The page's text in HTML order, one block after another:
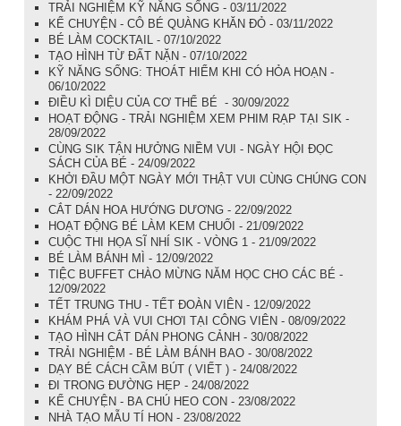
TRẢI NGHIỆM KỸ NĂNG SỐNG - 03/11/2022
KỂ CHUYỆN - CÔ BÉ QUÀNG KHĂN ĐỎ - 03/11/2022
BÉ LÀM COCKTAIL - 07/10/2022
TẠO HÌNH TỪ ĐẤT NẶN - 07/10/2022
KỸ NĂNG SỐNG: THOÁT HIỂM KHI CÓ HỎA HOẠN -
06/10/2022
ĐIỀU KÌ DIỆU CỦA CƠ THỂ BÉ - 30/09/2022
HOẠT ĐỘNG - TRẢI NGHIỆM XEM PHIM RẠP TẠI SIK -
28/09/2022
CÙNG SIK TẬN HƯỞNG NIỀM VUI - NGÀY HỘI ĐỌC
SÁCH CỦA BÉ - 24/09/2022
KHỞI ĐẦU MỘT NGÀY MỚI THẬT VUI CÙNG CHÚNG CON
- 22/09/2022
CẮT DÁN HOA HƯỚNG DƯƠNG - 22/09/2022
HOẠT ĐỘNG BÉ LÀM KEM CHUỐI - 21/09/2022
CUỘC THI HỌA SĨ NHÍ SIK - VÒNG 1 - 21/09/2022
BÉ LÀM BÁNH MÌ - 12/09/2022
TIỆC BUFFET CHÀO MỪNG NĂM HỌC CHO CÁC BÉ -
12/09/2022
TẾT TRUNG THU - TẾT ĐOÀN VIÊN - 12/09/2022
KHÁM PHÁ VÀ VUI CHƠI TẠI CÔNG VIÊN - 08/09/2022
TẠO HÌNH CẮT DÁN PHONG CẢNH - 30/08/2022
TRẢI NGHIỆM - BÉ LÀM BÁNH BAO - 30/08/2022
DẠY BÉ CÁCH CẦM BÚT ( VIẾT ) - 24/08/2022
ĐI TRONG ĐƯỜNG HẸP - 24/08/2022
KỂ CHUYỆN - BA CHÚ HEO CON - 23/08/2022
NHÀ TẠO MẪU TÍ HON - 23/08/2022